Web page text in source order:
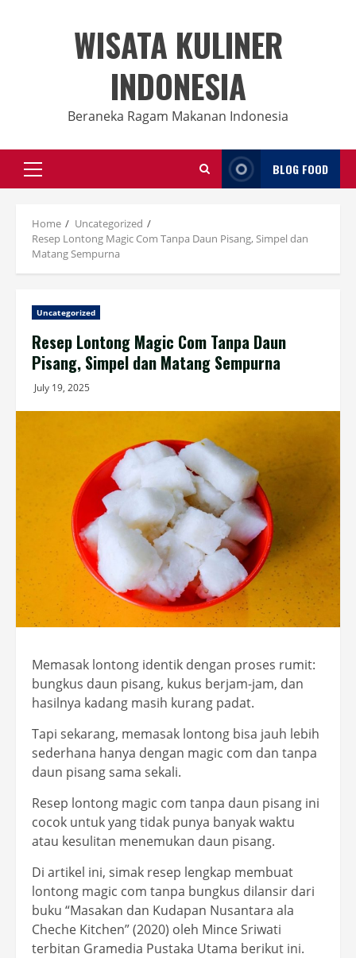
WISATA KULINER
INDONESIA
Beraneka Ragam Makanan Indonesia
Primary
Menu
BLOG FOOD
Home
Uncategorized
Resep Lontong Magic Com Tanpa Daun Pisang, Simpel dan
Matang Sempurna
Uncategorized
Resep Lontong Magic Com Tanpa Daun
Pisang, Simpel dan Matang Sempurna
July 19, 2025
Memasak lontong identik dengan proses rumit:
bungkus daun pisang, kukus berjam-jam, dan
hasilnya kadang masih kurang padat.
Tapi sekarang, memasak lontong bisa jauh lebih
sederhana hanya dengan magic com dan tanpa
daun pisang sama sekali.
Resep lontong magic com tanpa daun pisang ini
cocok untuk yang tidak punya banyak waktu
atau kesulitan menemukan daun pisang.
Di artikel ini, simak resep lengkap membuat
lontong magic com tanpa bungkus dilansir dari
buku “Masakan dan Kudapan Nusantara ala
Cheche Kitchen” (2020) oleh Mince Sriwati
terbitan Gramedia Pustaka Utama berikut ini.